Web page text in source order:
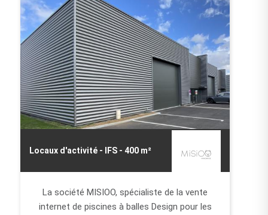
Locaux d'activité - IFS - 400 m²
La société MISIOO, spécialiste de la vente
internet de piscines à balles Design pour les